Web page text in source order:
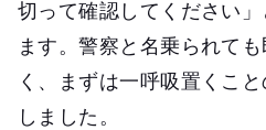
切って確認してください
ます。警察と名乗られて
く、まずは一呼吸置くこ
しました。